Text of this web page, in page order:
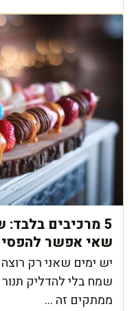
5 מרכיבים
שאי אפשר
יש ימים שאני רק
שמח בלי להדליק תנור
ממתקים זה ...